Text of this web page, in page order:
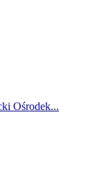
Ośrodek...